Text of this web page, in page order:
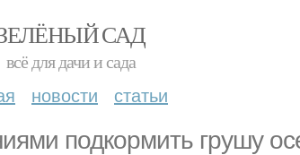
САД
всё для дачи и сада
новости статьи
подкормить грушу